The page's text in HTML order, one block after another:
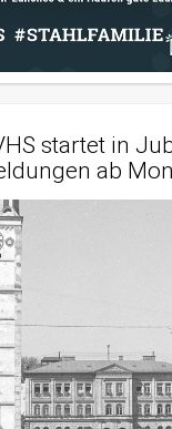
startet in
ab